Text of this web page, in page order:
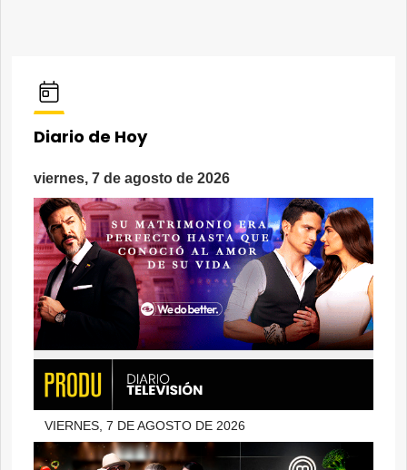
Diario de Hoy
viernes, 7 de agosto de 2026